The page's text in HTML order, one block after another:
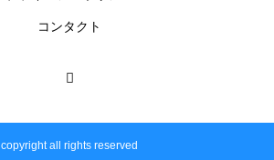
コンタクト
copyright all rights reserved